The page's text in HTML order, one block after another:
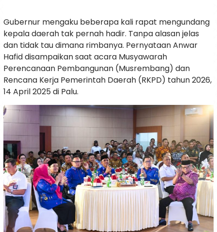
Gubernur mengaku beberapa kali rapat mengundang
kepala daerah tak pernah hadir. Tanpa alasan jelas
dan tidak tau dimana rimbanya. Pernyataan Anwar
Hafid disampaikan saat acara Musyawarah
Perencanaan Pembangunan (Musrembang) dan
Rencana Kerja Pemerintah Daerah (RKPD) tahun 2026,
14 April 2025 di Palu.